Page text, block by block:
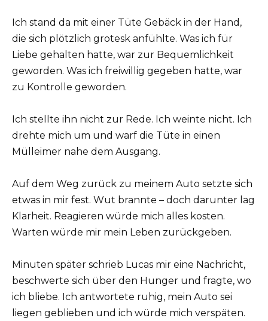
Ich stand da mit einer Tüte Gebäck in der Hand,
die sich plötzlich grotesk anfühlte. Was ich für
Liebe gehalten hatte, war zur Bequemlichkeit
geworden. Was ich freiwillig gegeben hatte, war
zu Kontrolle geworden.
Ich stellte ihn nicht zur Rede. Ich weinte nicht. Ich
drehte mich um und warf die Tüte in einen
Mülleimer nahe dem Ausgang.
Auf dem Weg zurück zu meinem Auto setzte sich
etwas in mir fest. Wut brannte – doch darunter lag
Klarheit. Reagieren würde mich alles kosten.
Warten würde mir mein Leben zurückgeben.
Minuten später schrieb Lucas mir eine Nachricht,
beschwerte sich über den Hunger und fragte, wo
ich bliebe. Ich antwortete ruhig, mein Auto sei
liegen geblieben und ich würde mich verspäten.